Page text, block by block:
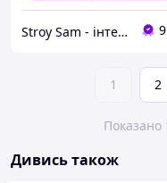
Stroy Sam - інтернет магазин інструментів
1 2
Показано
Дивись також